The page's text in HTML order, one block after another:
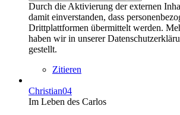
Durch die Aktivierung der externen
damit einverstanden, dass
Drittplattformen übermittelt werden.
haben wir in unserer
gestellt.
Zitieren
Christian04
Im Leben des Carlos